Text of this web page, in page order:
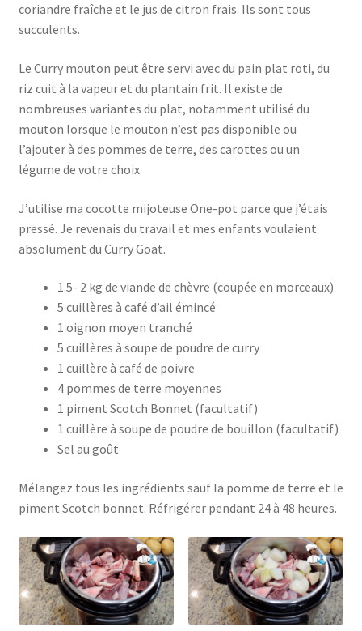
coriandre fraîche et le jus de citron frais. Ils sont tous
succulents.
Le Curry mouton peut être servi avec du pain plat roti, du
riz cuit à la vapeur et du plantain frit. Il existe de
nombreuses variantes du plat, notamment utilisé du
mouton lorsque le mouton n’est pas disponible ou
l’ajouter à des pommes de terre, des carottes ou un
légume de votre choix.
J’utilise ma cocotte mijoteuse One-pot parce que j’étais
pressé. Je revenais du travail et mes enfants voulaient
absolument du Curry Goat.
1.5- 2 kg de viande de chèvre (coupée en morceaux)
5 cuillères à café d’ail émincé
1 oignon moyen tranché
5 cuillères à soupe de poudre de curry
1 cuillère à café de poivre
4 pommes de terre moyennes
1 piment Scotch Bonnet (facultatif)
1 cuillère à soupe de poudre de bouillon (facultatif)
Sel au goût
Mélangez tous les ingrédients sauf la pomme de terre et le
piment Scotch bonnet. Réfrigérer pendant 24 à 48 heures.